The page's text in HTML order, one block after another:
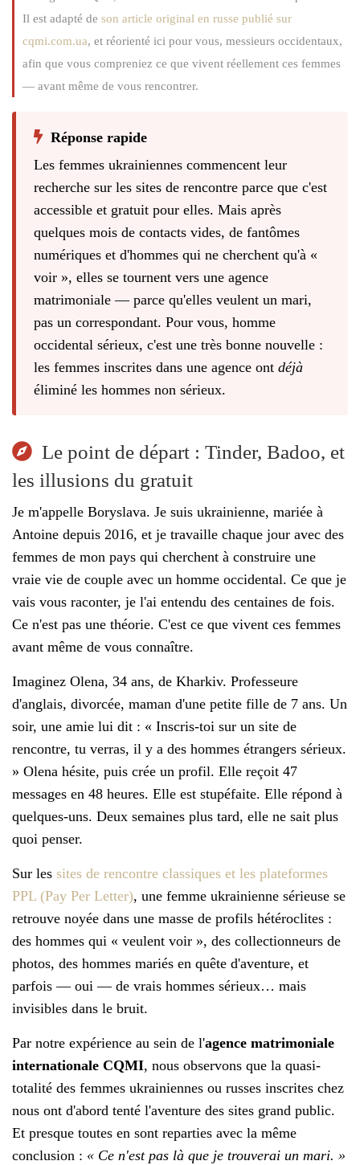
Il est adapté de son article original en russe publié sur
cqmi.com.ua, et réorienté ici pour vous, messieurs occidentaux,
afin que vous compreniez ce que vivent réellement ces femmes
— avant même de vous rencontrer.
Réponse rapide
Les femmes ukrainiennes commencent leur
recherche sur les sites de rencontre parce que c'est
accessible et gratuit pour elles. Mais après
quelques mois de contacts vides, de fantômes
numériques et d'hommes qui ne cherchent qu'à «
voir », elles se tournent vers une agence
matrimoniale — parce qu'elles veulent un mari,
pas un correspondant. Pour vous, homme
occidental sérieux, c'est une très bonne nouvelle :
les femmes inscrites dans une agence ont déjà
éliminé les hommes non sérieux.
Le point de départ : Tinder, Badoo, et
les illusions du gratuit
Je m'appelle Boryslava. Je suis ukrainienne, mariée à
Antoine depuis 2016, et je travaille chaque jour avec des
femmes de mon pays qui cherchent à construire une
vraie vie de couple avec un homme occidental. Ce que je
vais vous raconter, je l'ai entendu des centaines de fois.
Ce n'est pas une théorie. C'est ce que vivent ces femmes
avant même de vous connaître.
Imaginez Olena, 34 ans, de Kharkiv. Professeure
d'anglais, divorcée, maman d'une petite fille de 7 ans. Un
soir, une amie lui dit : « Inscris-toi sur un site de
rencontre, tu verras, il y a des hommes étrangers sérieux.
» Olena hésite, puis crée un profil. Elle reçoit 47
messages en 48 heures. Elle est stupéfaite. Elle répond à
quelques-uns. Deux semaines plus tard, elle ne sait plus
quoi penser.
Sur les sites de rencontre classiques et les plateformes
PPL (Pay Per Letter), une femme ukrainienne sérieuse se
retrouve noyée dans une masse de profils hétéroclites :
des hommes qui « veulent voir », des collectionneurs de
photos, des hommes mariés en quête d'aventure, et
parfois — oui — de vrais hommes sérieux… mais
invisibles dans le bruit.
Par notre expérience au sein de l'agence matrimoniale
internationale CQMI, nous observons que la quasi-
totalité des femmes ukrainiennes ou russes inscrites chez
nous ont d'abord tenté l'aventure des sites grand public.
Et presque toutes en sont reparties avec la même
conclusion : « Ce n'est pas là que je trouverai un mari. »